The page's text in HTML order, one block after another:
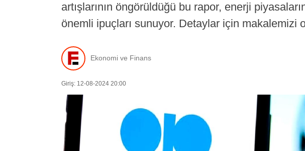
artışlarının öngörüldüğü bu rapor, enerji
önemli ipuçları sunuyor. Detaylar için makalemizi
Ekonomi ve Finans
Giriş: 12-08-2024 20:00